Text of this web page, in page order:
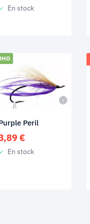
prix
initial
En stock
Peril
€
En stock